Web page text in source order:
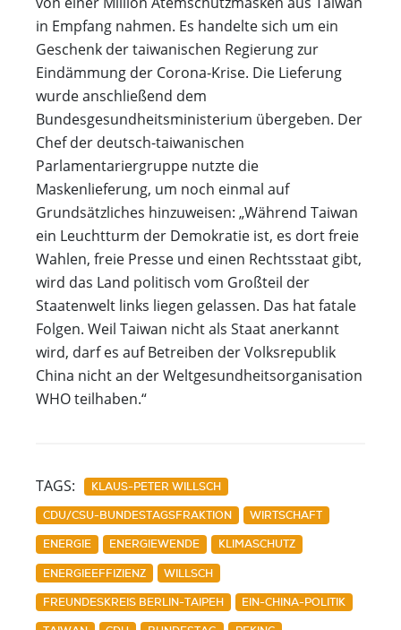
in Empfang nahmen. Es handelte sich um ein
Geschenk der taiwanischen Regierung zur
Eindämmung der Corona-Krise. Die Lieferung
wurde anschließend dem
Bundesgesundheitsministerium übergeben. Der
Chef der deutsch-taiwanischen
Parlamentariergruppe nutzte die
Maskenlieferung, um noch einmal auf
Grundsätzliches hinzuweisen: „Während Taiwan
ein Leuchtturm der Demokratie ist, es dort freie
Wahlen, freie Presse und einen Rechtsstaat gibt,
wird das Land politisch vom Großteil der
Staatenwelt links liegen gelassen. Das hat fatale
Folgen. Weil Taiwan nicht als Staat anerkannt
wird, darf es auf Betreiben der Volksrepublik
China nicht an der Weltgesundheitsorganisation
WHO teilhaben.“
TAGS: KLAUS-PETER WILLSCH
CDU/CSU-BUNDESTAGSFRAKTION WIRTSCHAFT
ENERGIE ENERGIEWENDE KLIMASCHUTZ
ENERGIEEFFIZIENZ WILLSCH
FREUNDESKREIS BERLIN-TAIPEH EIN-CHINA-POLITIK